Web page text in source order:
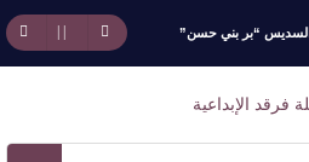
السديس “بر بني حسن”
التطوعي 4”
للتفوق العلمي تكرّم